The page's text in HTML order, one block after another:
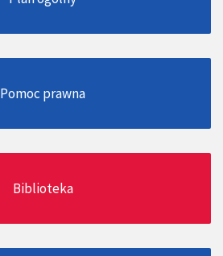
Pomoc prawna
Biblioteka